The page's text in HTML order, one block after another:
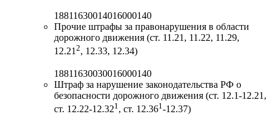
18811630014016000140
Прочие штрафы за правонарушения в области
дорожного движения (ст. 11.21, 11.22, 11.29,
12.212, 12.33, 12.34)
18811630030016000140
Штраф за нарушение законодательства РФ о
безопасности дорожного движения (ст. 12.1-12.21,
ст. 12.22-12.321 , ст. 12.361 -12.37)